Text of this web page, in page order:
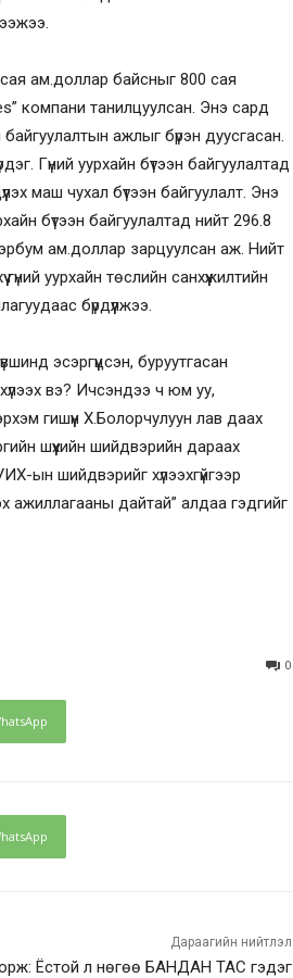
ам.доллар байсныг 800 сая
компани танилцуулсан. Энэ сард
ажлыг бүрэн дуусгасан.
Гүний уурхайн бүтээн байгуулалтад
маш чухал бүтээн байгуулалт. Энэ
бүтээн байгуулалтад нийт 296.8
ам.доллар зарцуулсан аж. Нийт
уурхайн төслийн санхүүжилтийн
бүрдүүлжээ.
эсэргүүцсэн, буруутгасан
вэ? Ичсэндээ ч юм уу,
гишүүн Х.Болорчулуун лав даах
шүүхийн шийдвэрийн дараах
ын шийдвэрийг хүлээхгүйгээр
ажиллагааны дайтай” алдаа гэдгийг
0
Дараагийн нийтлэл
Ёстой л нөгөө БАНДАН ТАС гэдэг